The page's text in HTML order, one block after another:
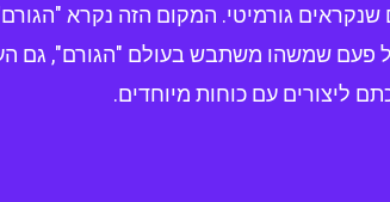
שנקראים גורמיטי. המקום הזה נקרא
פעם שמשהו משתבש בעולם "הגורם", גם
ליצורים עם כוחות מיוחדים.